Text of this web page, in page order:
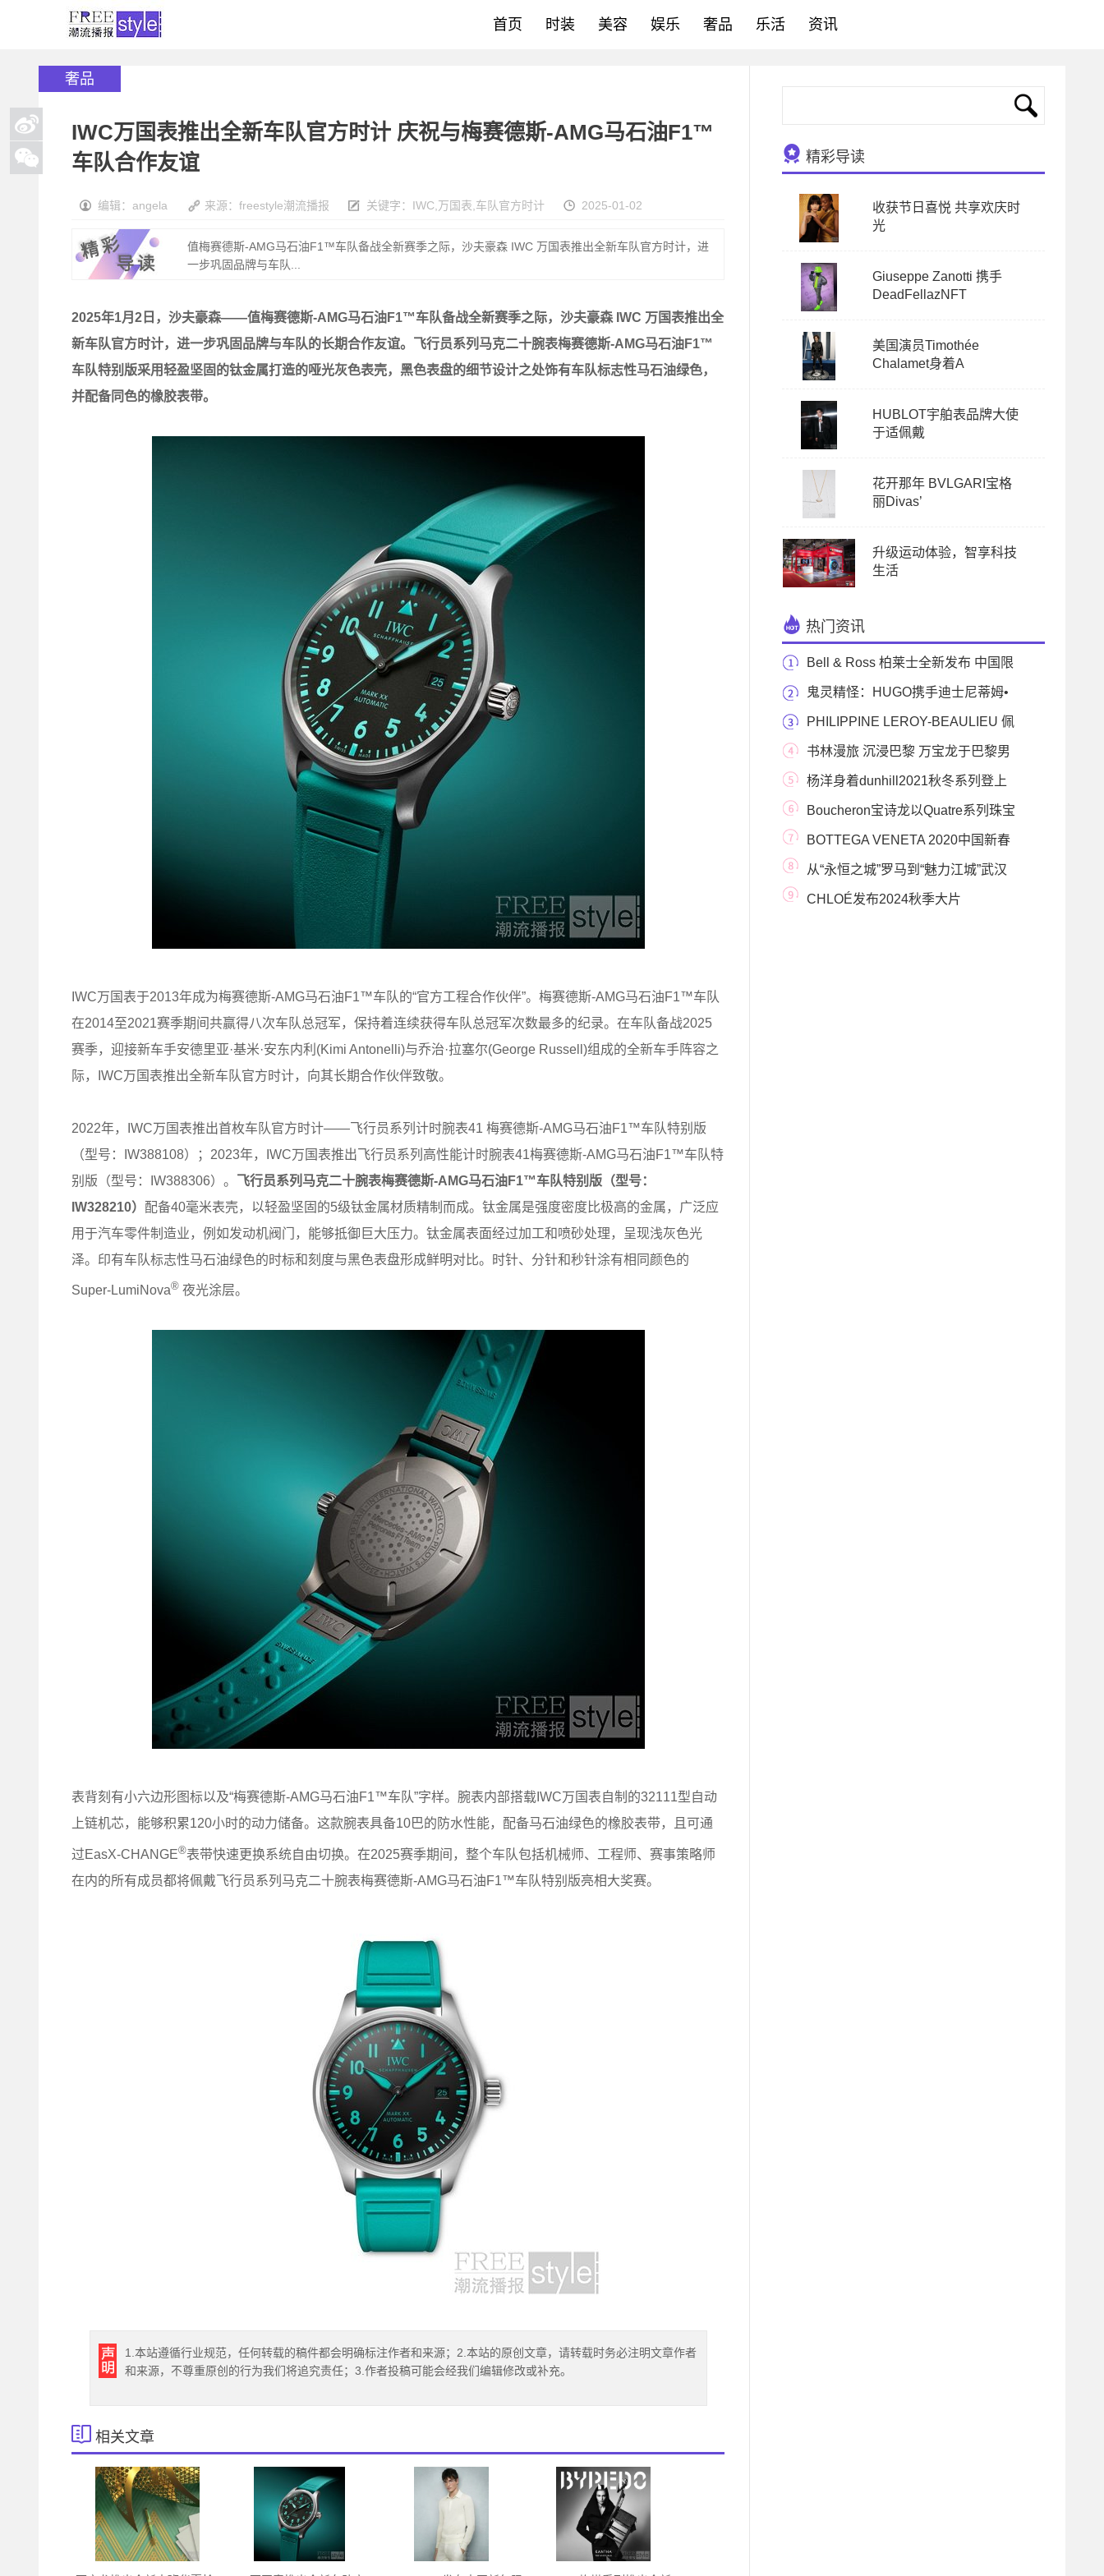
首页 时装 美容 娱乐 奢品 乐活 资讯
奢品
IWC万国表推出全新车队官方时计 庆祝与梅赛德斯-AMG马石油F1™
车队合作友谊
编辑：angela 来源：freestyle潮流播报 关键字： IWC 万国表 车队官方时计 2025-01-02
值梅赛德斯-AMG马石油F1™车队备战全新赛季之际，沙夫豪森 IWC 万国表推出全新车队官方时计，进
一步巩固品牌与车队...
2025年1月 2 日，沙夫豪森——值梅赛德斯-AMG马石油F1™车队备战全新赛季之际，沙夫豪森 IWC 万国表推出全
新车队官方时计，进一步巩固品牌与车队的长期合作友谊。飞行员系列马克二十腕表梅赛德斯-AMG马石油F1™
车队特别版采用轻盈坚固的钛金属打造的哑光灰色表壳，黑色表盘的细节设计之处饰有车队标志性马石油绿色，
并配备同色的橡胶表带。
IWC万国表于2013年成为梅赛德斯-AMG马石油F1™车队的“官方工程合作伙伴”。梅赛德斯-AMG马石油F1™车队
在2014至2021赛季期间共赢得八次车队总冠军，保持着连续获得车队总冠军次数最多的纪录。在车队备战2025
赛季，迎接新车手安德里亚·基米·安东内利(Kimi Antonelli)与乔治·拉塞尔(George Russell)组成的全新车手阵容之
际，IWC万国表推出全新车队官方时计，向其长期合作伙伴致敬。
2022年，IWC万国表推出首枚车队官方时计——飞行员系列计时腕表41 梅赛德斯-AMG马石油F1™车队特别版
（型号：IW388108）；2023年，IWC万国表推出飞行员系列高性能计时腕表41梅赛德斯-AMG马石油F1™车队特
别版（型号：IW388306）。 飞行员系列马克二十腕表梅赛德斯-AMG马石油F1™车队特别版（型号：
IW328210） 配备40毫米表壳，以轻盈坚固的5级钛金属材质精制而成。钛金属是强度密度比极高的金属，广泛应
用于汽车零件制造业，例如发动机阀门，能够抵御巨大压力。钛金属表面经过加工和喷砂处理，呈现浅灰色光
泽。印有车队标志性马石油绿色的时标和刻度与黑色表盘形成鲜明对比。时针、分针和秒针涂有相同颜色的
Super-LumiNova® 夜光涂层。
表背刻有小六边形图标以及“梅赛德斯-AMG马石油F1™车队”字样。腕表内部搭载IWC万国表自制的32111型自动
上链机芯，能够积累120小时的动力储备。这款腕表具备10巴的防水性能，配备马石油绿色的橡胶表带，且可通
过EasX-CHANGE®表带快速更换系统自由切换。在2025赛季期间，整个车队包括机械师、工程师、赛事策略师
在内的所有成员都将佩戴飞行员系列马克二十腕表梅赛德斯-AMG马石油F1™车队特别版亮相大奖赛。
1.本站遵循行业规范，任何转载的稿件都会明确标注作者和来源；2.本站的原创文章，请转载时务必注明文章作者
和来源，不尊重原创的行为我们将追究责任；3.作者投稿可能会经我们编辑修改或补充。
相关文章
精彩导读
收获节日喜悦 共享欢庆时
光
Giuseppe Zanotti 携手
DeadFellazNFT
美国演员Timothée
Chalamet身着A
HUBLOT宇舶表品牌大使
于适佩戴
花开那年 BVLGARI宝格
丽Divas’
升级运动体验，智享科技
生活
热门资讯
Bell & Ross 柏莱士全新发布 中国限
定版 BR 03-9
鬼灵精怪：HUGO携手迪士尼蒂姆•
波顿作品《圣诞
PHILIPPINE LEROY-BEAULIEU 佩
戴 POMELLATO 宝曼兰朵 出席《
书林漫旅 沉浸巴黎 万宝龙于巴黎男
装周期间举办
杨洋身着dunhill2021秋冬系列登上
《T》封面
Boucheron宝诗龙以Quatre系列珠宝
解锁父亲节礼遇
BOTTEGA VENETA 2020中国新春
佳节 从“永恒之城”罗马到“魅力江城”武汉
BVLGAR
CHLOÉ发布2024秋季大片